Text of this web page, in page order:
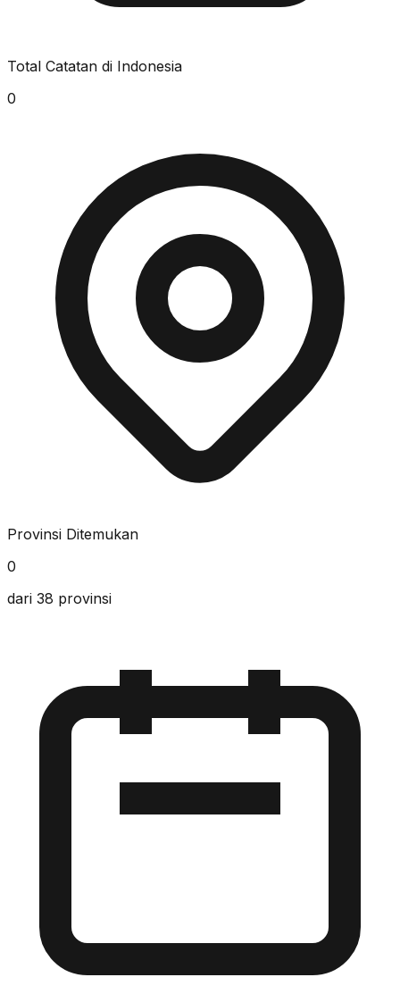
Total Catatan di Indonesia
0
Provinsi Ditemukan
0
dari 38 provinsi